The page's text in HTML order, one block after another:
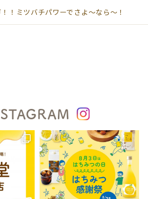
！ミツバチパワーでさよ～なら～！